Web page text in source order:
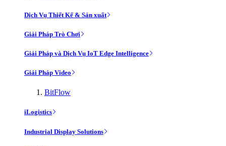
Dịch Vụ Thiết Kế & Sản xuất
Giải Pháp Trò Chơi
Giải Pháp và Dịch Vụ IoT Edge Intelligence
Giải Pháp Video
BitFlow
iLogistics
Industrial Display Solutions